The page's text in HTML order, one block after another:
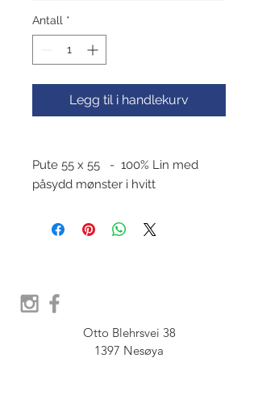
Antall *
Legg til i handlekurv
Pute 55 x 55 - 100% Lin med
påsydd mønster i hvitt
Otto Blehrsvei 38
1397 Nesøya